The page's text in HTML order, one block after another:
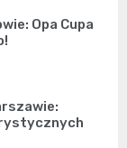
Opa Cupa